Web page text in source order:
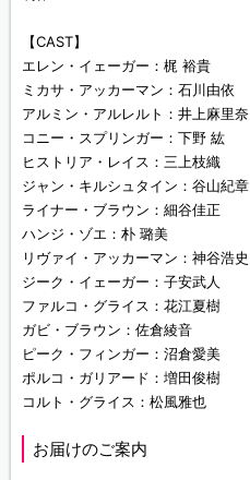
【CAST】
エレン・イェーガー：梶 裕貴
ミカサ・アッカーマン：石川由依
アルミン・アルレルト：井上麻里奈
コニー・スプリンガー：下野 紘
ヒストリア・レイス：三上枝織
ジャン・キルシュタイン：谷山紀章
ライナー・ブラウン：細谷佳正
ハンジ・ゾエ：朴 璐美
リヴァイ・アッカーマン：神谷浩史
ジーク・イェーガー：子安武人
ファルコ・グライス：花江夏樹
ガビ・ブラウン：佐倉綾音
ピーク・フィンガー：沼倉愛美
ポルコ・ガリアード：増田俊樹
コルト・グライス：松風雅也
お届けのご案内